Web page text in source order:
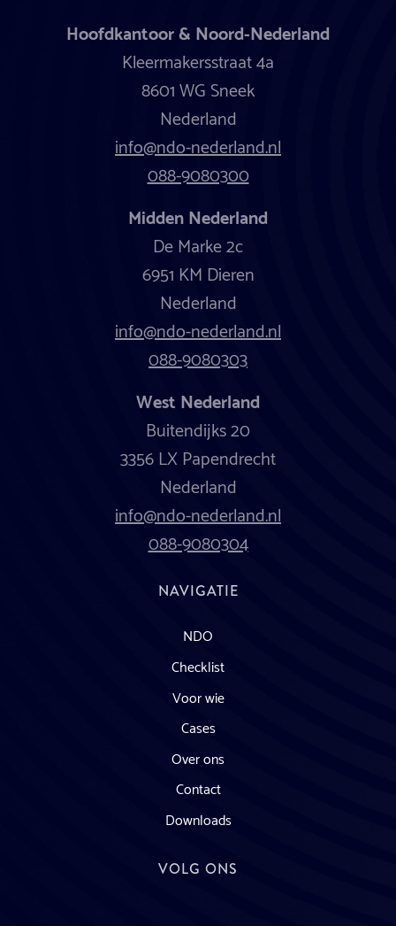
Hoofdkantoor & Noord-Nederland
Kleermakersstraat 4a
8601 WG Sneek
Nederland
info@ndo-nederland.nl
088-9080300
Midden Nederland
De Marke 2c
6951 KM Dieren
Nederland
info@ndo-nederland.nl
088-9080303
West Nederland
Buitendijks 20
3356 LX Papendrecht
Nederland
info@ndo-nederland.nl
088-9080304
NAVIGATIE
NDO
Checklist
Voor wie
Cases
Over ons
Contact
Downloads
VOLG ONS